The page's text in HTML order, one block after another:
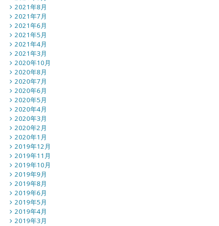
2021年8月
2021年7月
2021年6月
2021年5月
2021年4月
2021年3月
2020年10月
2020年8月
2020年7月
2020年6月
2020年5月
2020年4月
2020年3月
2020年2月
2020年1月
2019年12月
2019年11月
2019年10月
2019年9月
2019年8月
2019年6月
2019年5月
2019年4月
2019年3月